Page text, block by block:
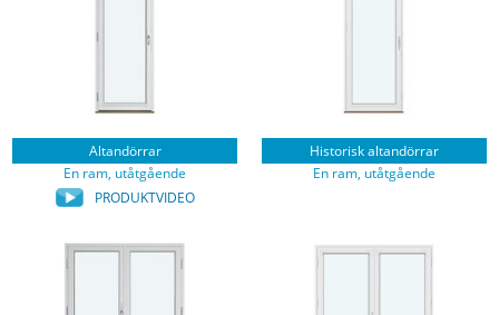
Altandörrar
En ram, utåtgående
PRODUKTVIDEO
Historisk altandörrar
En ram, utåtgående